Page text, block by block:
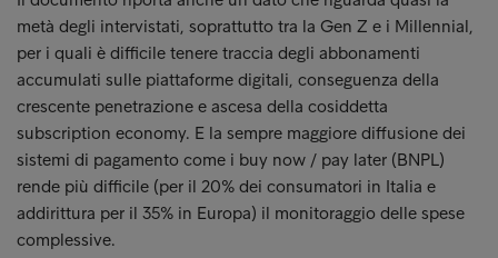
metà degli intervistati, soprattutto tra la Gen Z e i Millennial,
per i quali è difficile tenere traccia degli abbonamenti
accumulati sulle piattaforme digitali, conseguenza della
crescente penetrazione e ascesa della cosiddetta
subscription economy. E la sempre maggiore diffusione dei
sistemi di pagamento come i buy now / pay later (BNPL)
rende più difficile (per il 20% dei consumatori in Italia e
addirittura per il 35% in Europa) il monitoraggio delle spese
complessive.